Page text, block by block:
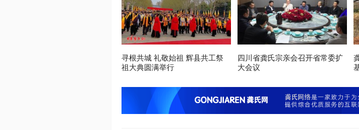
寻根共城 礼敬始祖 辉县共工祭
祖大典圆满举行
四川省龚氏宗亲会召开省常委扩
大会议